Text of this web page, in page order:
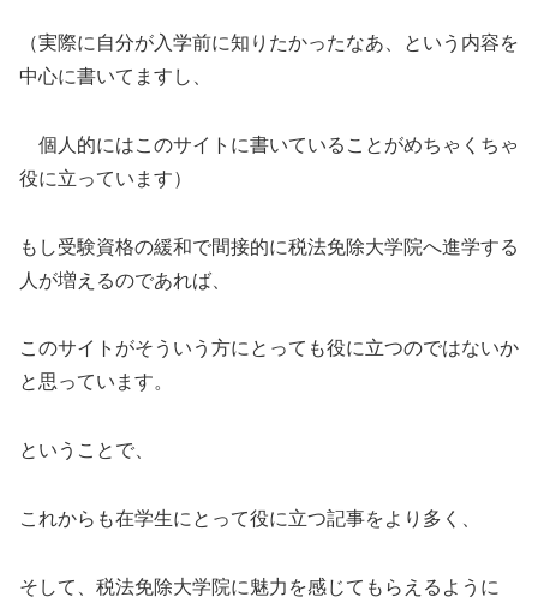
（実際に自分が入学前に知りたかったなあ、という内容を
中心に書いてますし、
個人的にはこのサイトに書いていることがめちゃくちゃ
役に立っています）
もし受験資格の緩和で間接的に税法免除大学院へ進学する
人が増えるのであれば、
このサイトがそういう方にとっても役に立つのではないか
と思っています。
ということで、
これからも在学生にとって役に立つ記事をより多く、
そして、税法免除大学院に魅力を感じてもらえるように